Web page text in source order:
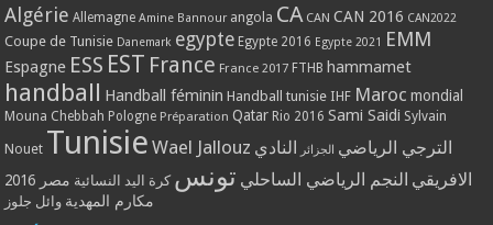
Algérie Allemagne Amine Bannour angola CA CAN CAN 2016 CAN2022
Coupe de Tunisie Danemark egypte Egypte 2016 Egypte 2021 EMM
Espagne ESS EST France France 2017 FTHB hammamet
handball Handball féminin Handball tunisie IHF Maroc mondial
Mouna Chebbah Pologne Préparation Qatar Rio 2016 Sami Saidi Sylvain
Nouet Tunisie Wael Jallouz الترجي الرياضي الجزائر النادي
الافريقي النجم الرياضي الساحلي تونس كرة اليد النسائية مصر 2016
مكارم المهدية وائل جلوز